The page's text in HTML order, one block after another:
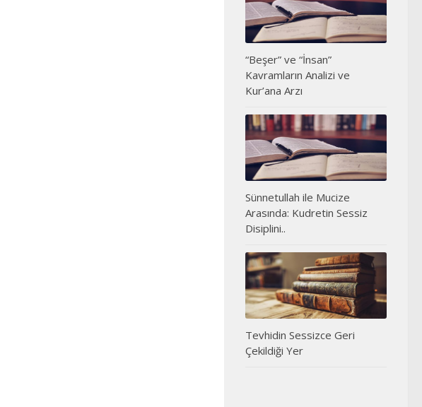
“Beşer” ve “İnsan”
Kavramların Analizi ve
Kur’ana Arzı
Sünnetullah ile Mucize
Arasında: Kudretin Sessiz
Disiplini..
Tevhidin Sessizce Geri
Çekildiği Yer